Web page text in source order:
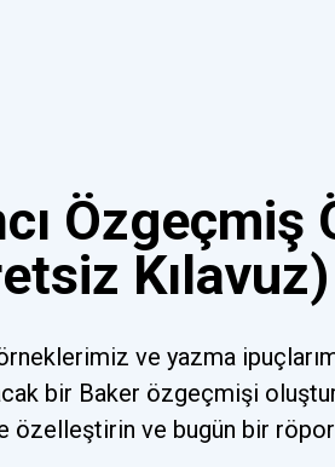
Özgeçmiş
Kılavuz)
ve yazma
bir Baker özgeçmişi
özelleştirin ve bugün bir